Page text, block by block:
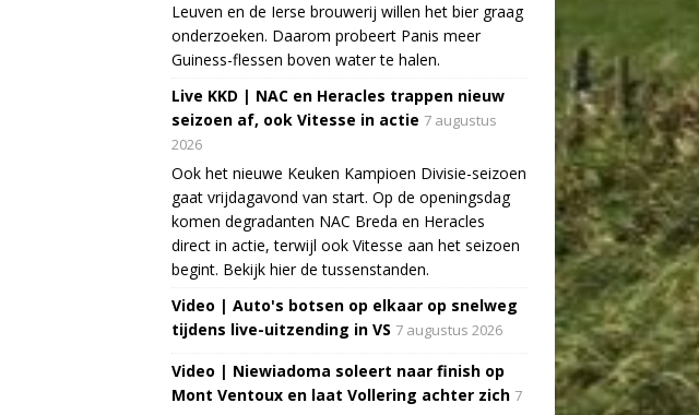
Leuven en de Ierse brouwerij willen het bier graag
onderzoeken. Daarom probeert Panis meer
Guiness-flessen boven water te halen.
Live KKD | NAC en Heracles trappen nieuw
seizoen af, ook Vitesse in actie 7 augustus
2026
Ook het nieuwe Keuken Kampioen Divisie-seizoen
gaat vrijdagavond van start. Op de openingsdag
komen degradanten NAC Breda en Heracles
direct in actie, terwijl ook Vitesse aan het seizoen
begint. Bekijk hier de tussenstanden.
Video | Auto's botsen op elkaar op snelweg
tijdens live-uitzending in VS 7 augustus 2026
Video | Niewiadoma soleert naar finish op
Mont Ventoux en laat Vollering achter zich 7